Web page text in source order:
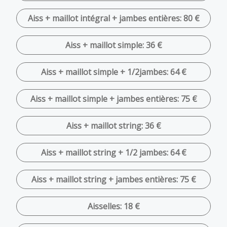
Aiss + maillot intégral + jambes entières: 80 €
Aiss + maillot simple: 36 €
Aiss + maillot simple + 1/2jambes: 64 €
Aiss + maillot simple + jambes entières: 75 €
Aiss + maillot string: 36 €
Aiss + maillot string + 1/2 jambes: 64 €
Aiss + maillot string + jambes entières: 75 €
Aisselles: 18 €